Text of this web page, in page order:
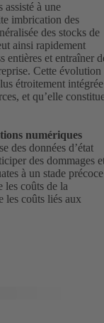
assisté à une
imbrication des
des stocks de
ainsi rapidement
entières et entraîner
Cette évolution
étroitement
et qu’elle
numériques
des données d’état
des dommages
à un stade
les coûts de la
les coûts liés aux